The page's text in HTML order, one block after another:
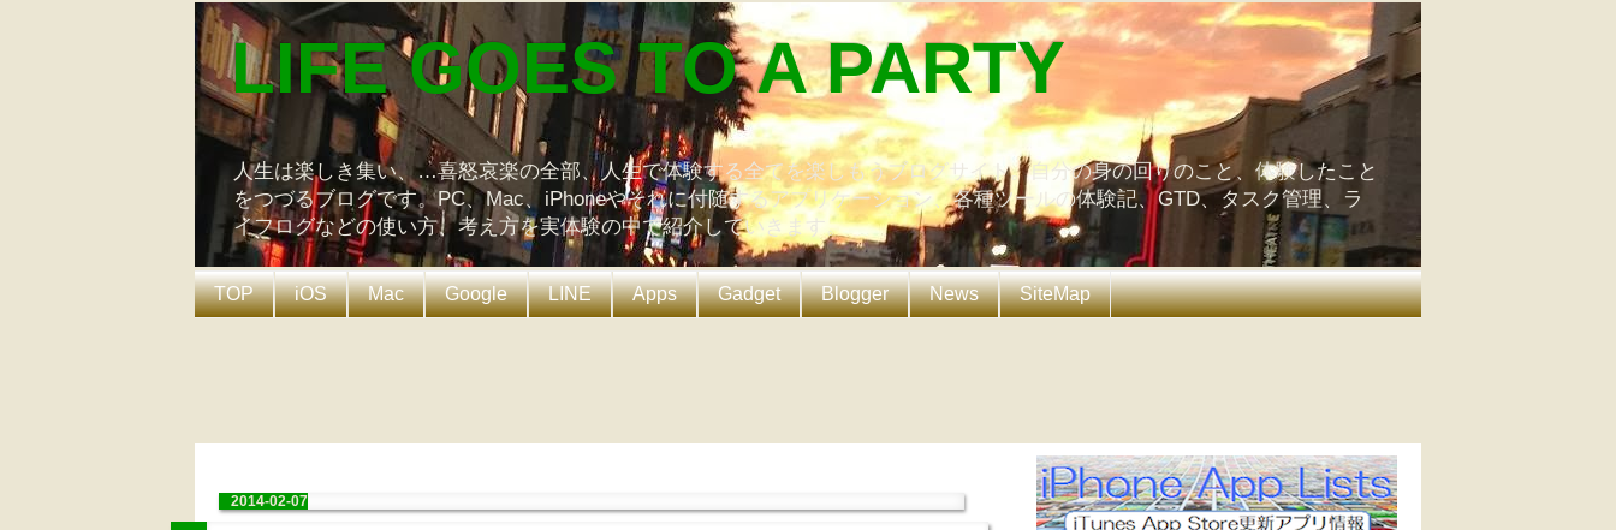
LIFE GOES TO A PARTY
人生は楽しき集い、…喜怒哀楽の全部、人生で体験する全てを楽しもうブログサイト。自分の身の回りのこと、体験したこと
をつづるブログです。PC、Mac、iPhoneやそれに付随するアプリケーション、各種ツールの体験記、GTD、タスク管理、ラ
イフログなどの使い方、考え方を実体験の中で紹介していきます。
TOP iOS Mac Google LINE Apps Gadget Blogger News SiteMap
2014-02-07